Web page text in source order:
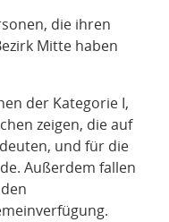
die ihren
Mitte haben
der Kategorie I,
zeigen, die auf
und für die
Außerdem fallen